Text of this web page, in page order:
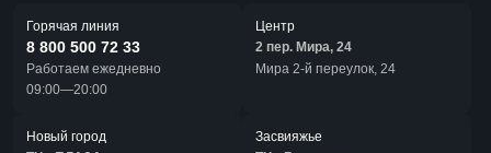
Горячая линия
8 800 500 72 33
Работаем ежедневно
09:00—20:00
Центр
2 пер. Мира, 24
Мира 2-й переулок, 24
Новый город
Засвияжье